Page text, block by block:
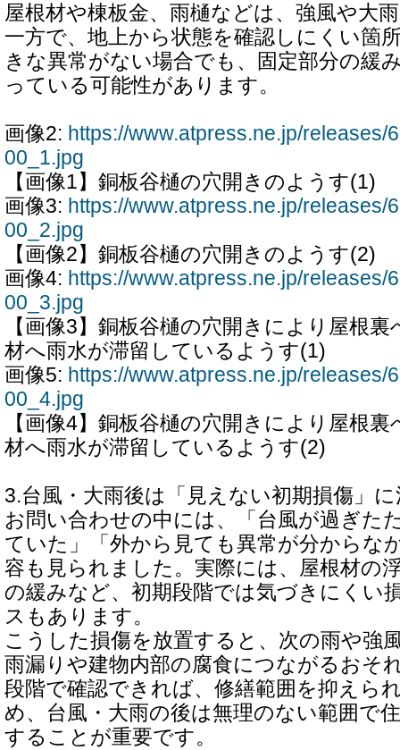
屋根材や棟板金、雨樋などは、強風や大
一方で、地上から状態を確認しにくい箇
きな異常がない場合でも、固定部分の緩
っている可能性があります。
画像2: https://www.atpress.ne.jp/releases/
00_1.jpg
【画像1】銅板谷樋の穴開きのようす(1)
画像3: https://www.atpress.ne.jp/releases/
00_2.jpg
【画像2】銅板谷樋の穴開きのようす(2)
画像4: https://www.atpress.ne.jp/releases/
00_3.jpg
【画像3】銅板谷樋の穴開きにより屋根
材へ雨水が滞留しているようす(1)
画像5: https://www.atpress.ne.jp/releases/
00_4.jpg
【画像4】銅板谷樋の穴開きにより屋根
材へ雨水が滞留しているようす(2)
3.台風・大雨後は「見えない初期損傷」に
お問い合わせの中には、「台風が過ぎた
ていた」「外から見ても異常が分からな
容も見られました。実際には、屋根材の
の緩みなど、初期段階では気づきにくい
スもあります。
こうした損傷を放置すると、次の雨や強
雨漏りや建物内部の腐食につながるおそ
段階で確認できれば、修繕範囲を抑えら
め、台風・大雨の後は無理のない範囲で
することが重要です。